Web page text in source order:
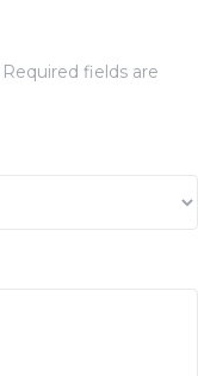
Required fields are